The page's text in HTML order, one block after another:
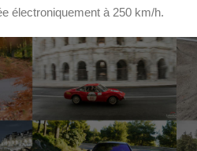
électroniquement à 250 km/h.